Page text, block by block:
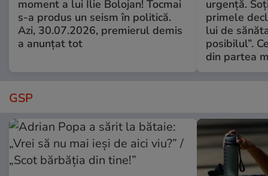
moment a lui Ilie Bolojan! Tocmai
s-a produs un seism în politică.
Azi, 30.07.2026, premierul demis
a anunțat tot
urgență.
primele
lui de
posibilul”.
din partea
GSP